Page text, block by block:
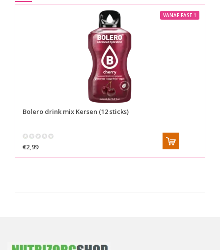
VANAF FASE 1
Bolero drink mix Kersen (12 sticks)
€2,99